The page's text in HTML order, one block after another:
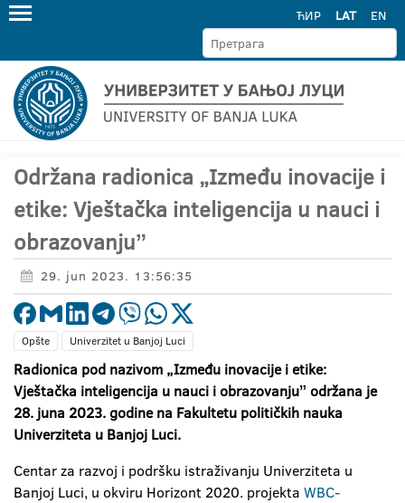
ЋИР LAT EN
Održana radionica „Između inovacije i
etike: Vještačka inteligencija u nauci i
obrazovanjuˮ
29. jun 2023. 13:56:35
Opšte Univerzitet u Banjoj Luci
Radionica pod nazivom „Između inovacije i etike:
Vještačka inteligencija u nauci i obrazovanjuˮ održana je
28. juna 2023. godine na Fakultetu političkih nauka
Univerziteta u Banjoj Luci.
Centar za razvoj i podršku istraživanju Univerziteta u
Banjoj Luci, u okviru Horizont 2020. projekta WBC-